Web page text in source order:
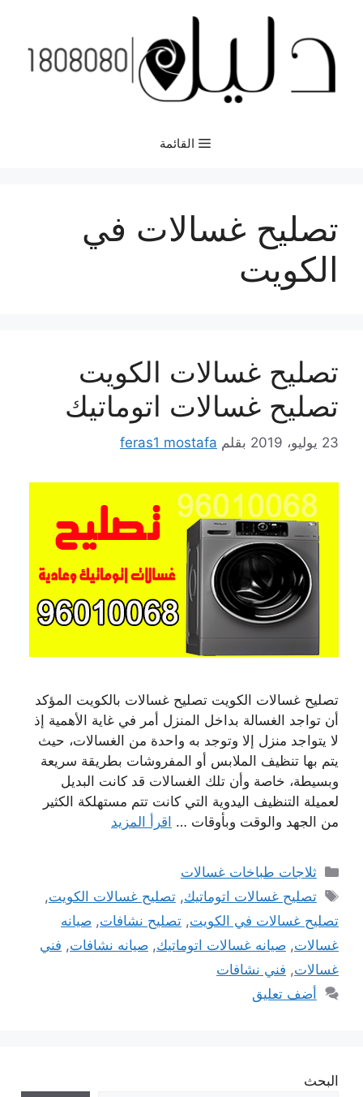
المحتوى
القائمة
تصليح غسالات في
الكويت
تصليح غسالات الكويت
تصليح غسالات اتوماتيك
23 يوليو، 2019 بقلم feras1 mostafa
تصليح غسالات الكويت تصليح غسالات بالكويت المؤكد
أن تواجد الغسالة بداخل المنزل أمر في غاية الأهمية إذ
لا يتواجد منزل إلا وتوجد به واحدة من الغسالات، حيث
يتم بها تنظيف الملابس أو المفروشات بطريقة سريعة
وبسيطة، خاصة وأن تلك الغسالات قد كانت البديل
لعميلة التنظيف اليدوية التي كانت تتم مستهلكة الكثير
من الجهد والوقت وبأوقات … اقرأ المزيد
التصنيفات
ثلاجات طباخات غسالات
الوسوم
تصليح غسالات اتوماتيك,تصليح غسالات الكويت,
تصليح غسالات في الكويت, تصليح نشافات, صيانه
غسالات, صيانه غسالات اتوماتيك, صيانه نشافات, فني
غسالات, فني نشافات
أضف تعليق
البحث